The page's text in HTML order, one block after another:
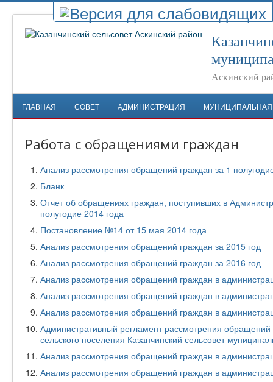
Аскинский
ГЛАВНАЯ СОВЕТ АДМИНИСТРАЦИЯ
Работа с обращениями граждан
Анализ рассмотрения обращений граждан за 1
Бланк
Отчет об обращениях граждан, поступивших в
полугодие 2014 года
Постановление №14 от 15 мая 2014 года
Анализ рассмотрения обращений граждан за 2015 год
Анализ рассмотрения обращений граждан за 2016 год
Анализ рассмотрения обращений граждан в
Анализ рассмотрения обращений граждан в
Анализ рассмотрения обращений граждан в
Административный регламент рассмотрения
сельского поселения Казанчинский сельсовет
Анализ рассмотрения обращений граждан в
Анализ рассмотрения обращений граждан в